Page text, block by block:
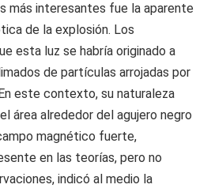
más interesantes fue la aparente
de la explosión. Los
esta luz se habría originado a
de partículas arrojadas por
este contexto, su naturaleza
área alrededor del agujero negro
magnético fuerte,
en las teorías, pero no
indicó al medio la